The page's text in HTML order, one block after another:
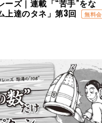
ーズ｜連載「“苦手”をな
上達のタネ」第3回
無料会